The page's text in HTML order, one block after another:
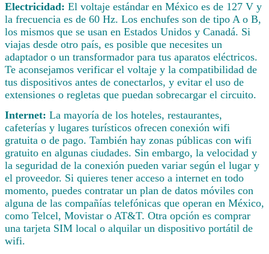
Electricidad: El voltaje estándar en México es de 127 V y
la frecuencia es de 60 Hz. Los enchufes son de tipo A o B,
los mismos que se usan en Estados Unidos y Canadá. Si
viajas desde otro país, es posible que necesites un
adaptador o un transformador para tus aparatos eléctricos.
Te aconsejamos verificar el voltaje y la compatibilidad de
tus dispositivos antes de conectarlos, y evitar el uso de
extensiones o regletas que puedan sobrecargar el circuito.
Internet: La mayoría de los hoteles, restaurantes,
cafeterías y lugares turísticos ofrecen conexión wifi
gratuita o de pago. También hay zonas públicas con wifi
gratuito en algunas ciudades. Sin embargo, la velocidad y
la seguridad de la conexión pueden variar según el lugar y
el proveedor. Si quieres tener acceso a internet en todo
momento, puedes contratar un plan de datos móviles con
alguna de las compañías telefónicas que operan en México,
como Telcel, Movistar o AT&T. Otra opción es comprar
una tarjeta SIM local o alquilar un dispositivo portátil de
wifi.